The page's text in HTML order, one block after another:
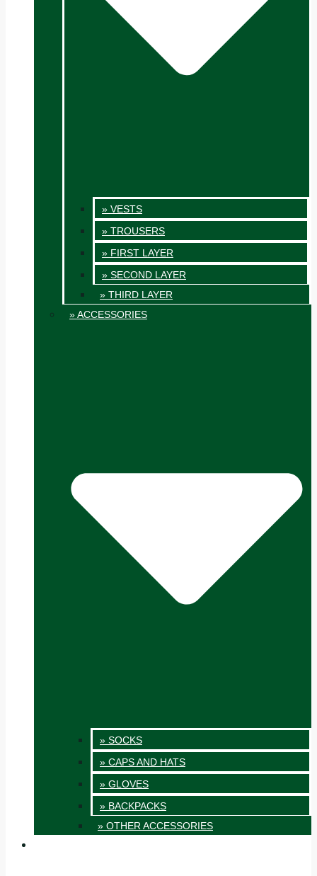
» VESTS
» TROUSERS
» FIRST LAYER
» SECOND LAYER
» THIRD LAYER
» ACCESSORIES
» SOCKS
» CAPS AND HATS
» GLOVES
» BACKPACKS
» OTHER ACCESSORIES